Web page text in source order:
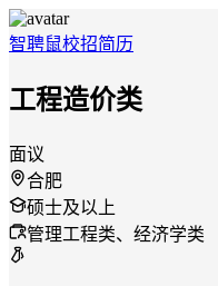
智聘鼠校招简历
工程造价类
面议
合肥
硕士及以上
管理工程类、经济学类